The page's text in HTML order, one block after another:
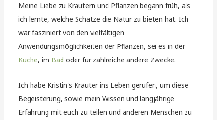
Meine Liebe zu Kräutern und Pflanzen begann früh, als
ich lernte, welche Schätze die Natur zu bieten hat. Ich
war fasziniert von den vielfältigen
Anwendungsmöglichkeiten der Pflanzen, sei es in der
Küche, im Bad oder für zahlreiche andere Zwecke.
Ich habe Kristin's Kräuter ins Leben gerufen, um diese
Begeisterung, sowie mein Wissen und langjährige
Erfahrung mit euch zu teilen und anderen Menschen zu